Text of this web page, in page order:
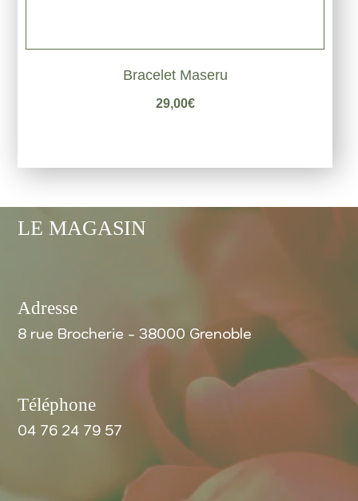
Bracelet Maseru
29,00€
LE MAGASIN
Adresse
8 rue Brocherie - 38000 Grenoble
Téléphone
04 76 24 79 57